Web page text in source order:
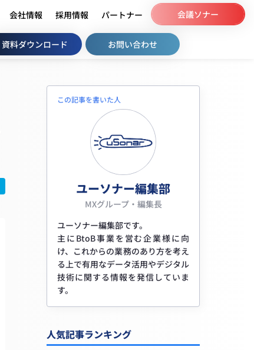
会社情報 採用情報 パートナー 会議ソナー
資料ダウンロード お問い合わせ
この記事を書いた人
ユーソナー編集部
MXグループ・編集長
ユーソナー編集部です。
主にBtoB事業を営む企業様に向
け、これからの業務のあり方を考え
る上で有用なデータ活用やデジタル
技術に関する情報を発信していま
す。
人気記事ランキング